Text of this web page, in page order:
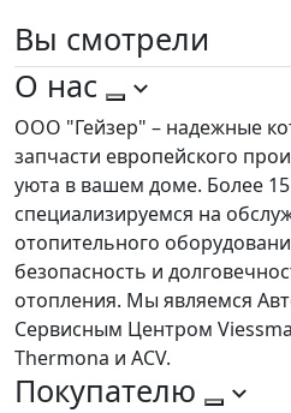
Вы смотрели
О нас
ООО "Гейзер" – надежные
запчасти европейского
уюта в вашем доме. Более
специализируемся на
отопительного
безопасность и
отопления. Мы являемся
Сервисным Центром
Thermona и ACV.
Покупателю